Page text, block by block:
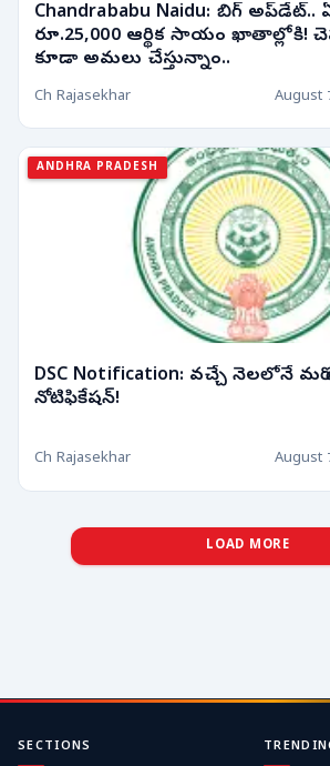
Chandrababu Naidu: బిగ్
రూ.25,000 ఆర్థిక సాయం ఖాతాల్లోకి!
కూడా అమలు చేస్తున్నాం..
Ch Rajasekhar August
ANDHRA PRADESH
DSC Notification: వచ్చే నెలలోనే మరో
నోటిఫికేషన్!
Ch Rajasekhar August
LOAD MORE
SECTIONS